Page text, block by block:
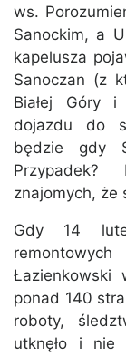
ws.
Sanockim, a
kapelusza
Sanoczan (z
Białej Góry
dojazdu do
będzie gdy
znajomych, że
Gdy 14
Łazienkowski
ponad 140
roboty,
utknęło i nie